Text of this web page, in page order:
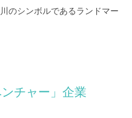
のシンボルであるランドマー
チャー」企業